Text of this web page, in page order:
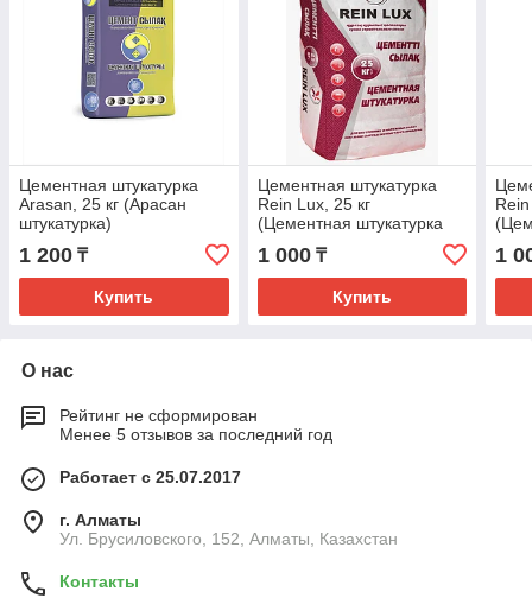
Цементная штукатурка
Arasan, 25 кг (Арасан
штукатурка)
1 200 ₸
Купить
Цементная штукатурка
Rein Lux, 25 кг
(Цементная штукатурка
Рейн Люкс)
1 000₸
Купить
1
О нас
Рейтинг не сформирован
Менее 5 отзывов за последний год
Работает с 25.07.2017
г. Алматы
Ул. Брусиловского, 152, Алматы, Казахстан
Контакты